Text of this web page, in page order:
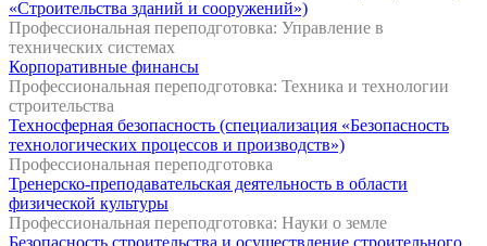
«Строительства зданий и сооружений»)
Профессиональная переподготовка: Управление в
технических системах
Корпоративные финансы
Профессиональная переподготовка: Техника и технологии
строительства
Техносферная безопасность (специализация «Безопасность
технологических процессов и производств»)
Профессиональная переподготовка
Тренерско-преподавательская деятельность в области
физической культуры
Профессиональная переподготовка: Науки о земле
Безопасность строительства и осуществление строительного